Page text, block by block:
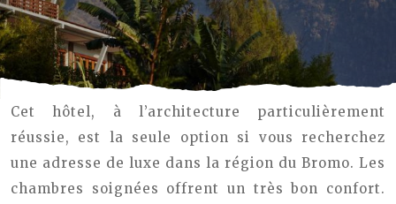
Cet hôtel, à l’architecture particulièrement
réussie, est la seule option si vous recherchez
une adresse de luxe dans la région du Bromo. Les
chambres soignées offrent un très bon confort.